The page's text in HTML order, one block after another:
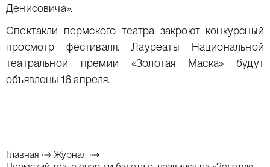
Денисовича».
Спектакли пермского театра закроют конкурсный
просмотр фестиваля. Лауреаты Национальной
театральной премии «Золотая Маска» будут
объявлены 16 апреля.
Главная
Журнал